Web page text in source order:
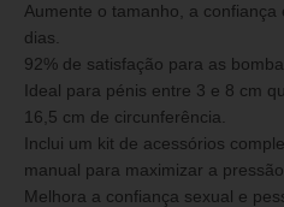
Aumente o tamanho, a
dias.
92% de satisfação para as
Ideal para pénis entre 3 e 8 cm
16,5 cm de circunferência.
Inclui um kit de acessórios
manual para maximizar a pressão.
Melhora a confiança sexual e